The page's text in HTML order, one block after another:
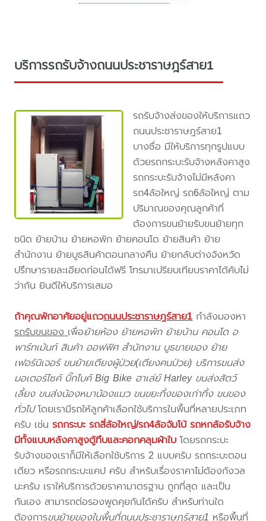
บริการรถรับจ้างถนนประชาราษฎร์สาย1
รถรับจ้างส่งของให้บริการแถว
ถนนประชาราษฎร์สาย1
บางซื่อ มีให้บริการทุกรูปแบบ
ด้วยรถกระบะรับจ้างหลังคาสูง
รถกระบะรับจ้างไม่มีหลังคา
รถ4ล้อใหญ่ รถ6ล้อใหญ่ ตาม
ปริมาณของคุณลูกค้าที่
ต้องการขนย้ายรับขนย้ายทุก
ชนิด ย้ายบ้าน ย้ายหอพัก ย้ายคอนโด ย้ายสินค้า ย้าย
สำนักงาน ย้ายบูธสินค้าตอนกลางคืน ย้ายกลับต่างจังหวัด
ปรึกษารายละเอียดก่อนได้ฟรี โทรมาเปรียบเทียบราคาได้คับไม่
ว่ากัน ยินดีให้บริการเสมอ
ถ้าคุณพักอาศัยอยู่แถวถนนประชาราษฎร์สาย1กำลังมองหา
รถรับขนของเพื่อย้ายห้อง ย้ายหอพัก ย้ายบ้าน คอนโด อ
พาร์ทเม้นท์ สินค้า ออฟฟิศ สำนักงาน บูธขายของ ย้าย
เฟอร์นิเจอร์ ขนย้ายเตียงผู้ป่วย(เตียงคนป่วย) บริการขนส่ง
มอเตอร์ไซค์ บิ๊กไบค์ Big Bike ฮาเล่ย์ Harley ขนส่งสัตว์
เลี้ยง ขนส่งน้องหมาน้องแมว ขนขยะทิ้งของเก่าทิ้ง ขนของ
ทั่วไปโดยเรามีรถให้ลูกค้าเลือกใช้บริการในพื้นที่หลายประเภท
ครับ เช่นรถกระบะ รถสี่ล้อใหญ่/รถ4ล้อจัมโบ้ รถหกล้อรับจ้าง
มีทั้งแบบหลังคาสูงตู้ทึบและคอกคลุมผ้าใบ โดยรถกระบะ
รับจ้างของเราก็มีให้เลือกใช้บริการ 2 แบบครับ รถกระบะตอน
เดียว หรือรถกระบะแคป ครับ สำหรับเรื่องราคาไม่ต้องกังวล
นะครับ เราให้บริการด้วยราคามาตรฐาน ถูกที่สุด และเป็น
กันเอง สามารถต่อรองพูดคุยกันได้ครับ สำหรับท่านใด
ต้องการขนย้ายของในพื้นที่ถนนประชาราษฎร์สาย1 หรือพื้นที่